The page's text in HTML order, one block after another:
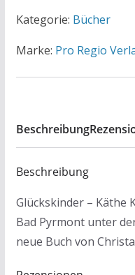
Kategorie: Bücher
Marke: Pro Regio
Beschreibung
Beschreibung
Glückskinder – Käthe
Bad Pyrmont unter
neue Buch von